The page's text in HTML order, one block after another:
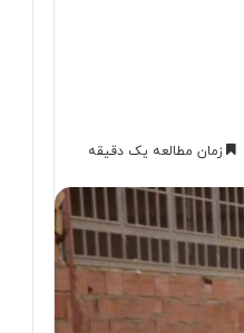
زمان مطالعه یک دقیقه